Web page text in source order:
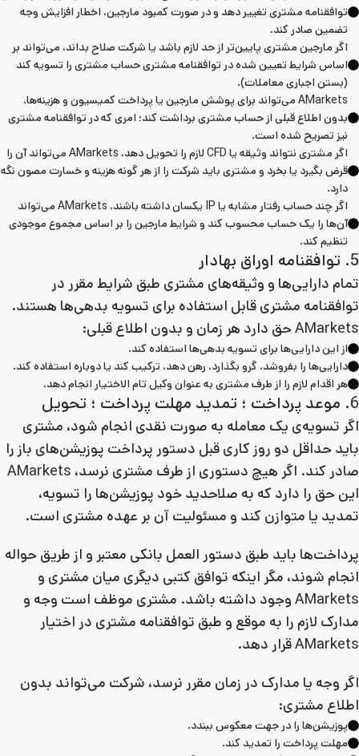
توافقنامه مشتری تغییر دهد و در صورت کمبود مارجین، اخطار افزایش وجه
تضمین صادر کند.
اگر مارجین مشتری پایین‌تر از حد لازم باشد یا شرکت صلاح بداند، می‌تواند بر
اساس شرایط تعیین شده در توافقنامه مشتری حساب مشتری را تسویه کند
(بستن اجباری معاملات).
AMarkets می‌تواند برای پوشش مارجین یا پرداخت کمیسیون و هزینه‌ها،
بدون اطلاع قبلی از حساب مشتری برداشت کند؛ امری که در توافقنامه مشتری
نیز تصریح شده است.
اگر مشتری نتواند وثیقه یا CFD لازم را تحویل دهد، AMarkets می‌تواند آن را
قرض بگیرد یا بخرد و مشتری باید شرکت را از هر گونه هزینه و خسارت مصون نگه
دارد.
اگر چند حساب رفتار مشابه یا IP یکسان داشته باشند، AMarkets می‌تواند
آن‌ها را یک حساب محسوب کند و شرایط مارجین را بر اساس مجموع موجودی
تنظیم کند.
5. توافقنامه اوراق بهادار
تمام دارایی‌ها و وثیقه‌های مشتری طبق شرایط مقرر در
توافقنامه مشتری قابل استفاده برای تسویه بدهی‌ها هستند.
AMarkets حق دارد هر زمان و بدون اطلاع قبلی:
از این دارایی‌ها برای تسویه بدهی‌ها استفاده کند.
دارایی‌ها را بفروشد، گرو بگذارد، رهن دهد، ترکیب کند یا دوباره استفاده کند.
هر اقدام لازم را از طرف مشتری به عنوان وکیل تام‌ الاختیار انجام دهد.
6. موعد پرداخت ؛ تمدید مهلت پرداخت ؛ تحویل
اگر تسویه‌ی یک معامله به صورت نقدی انجام شود، مشتری
باید حداقل دو روز کاری قبل دستور پرداخت پوزیشن‌های باز را
صادر کند. اگر هیچ دستوری از طرف مشتری نرسد، AMarkets
این حق را دارد که به صلاحدید خود پوزیشن‌ها را تسویه،
تمدید یا متوازن کند و مسئولیت آن بر عهده مشتری است.
پرداخت‌ها باید طبق دستور العمل بانکی معتبر و از طریق حواله
انجام شوند، مگر اینکه توافق کتبی دیگری میان مشتری و
AMarkets وجود داشته باشد. مشتری موظف است وجه و
مدارک لازم را به موقع و طبق توافقنامه مشتری در اختیار
AMarkets قرار دهد.
اگر وجه یا مدارک در زمان مقرر نرسد، شرکت می‌تواند بدون
اطلاع مشتری:
پوزیشن‌ها را در جهت معکوس ببندد.
مهلت پرداخت را تمدید کند.